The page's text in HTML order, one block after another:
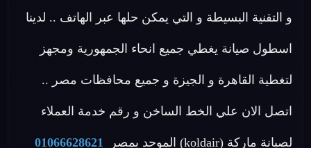
و التقنية البسيطة و التي يمكن حلها عبر الهاتف .. لدينا
اسطول صيانة يغطي جميع انحاء الجمهورية ومجهز
لتغطية القاهرة و الجيزة و جميع محافظات مصر ..
اتصل الان علي الخط الساخن و رقم خدمة العملاء
لصيانة ماركة (koldair) الموحد بمصر 01066628621